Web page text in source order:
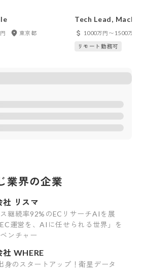
東京都
Tech Lead,
1000万円〜1500万円
リモート勤務可
業界の企業
社 リスマ
継続率92%のECリサーチAIを展
運営を、AIに任せられる世界」を
ンチャー
社 WHERE
身のスタートアップ！衛星データ